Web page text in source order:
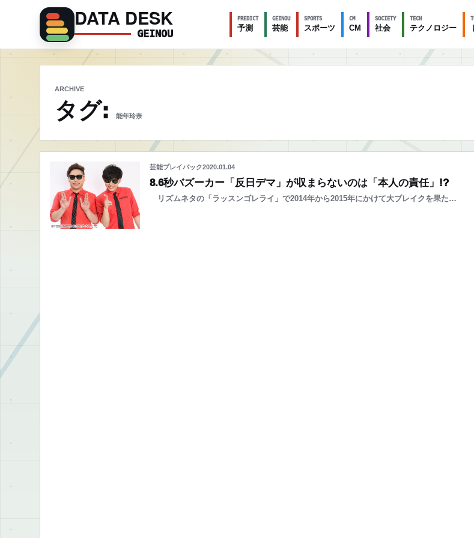
DATA DESK
GEINOU
PREDICT
予測
GEINOU
芸能
SPORTS
スポーツ
CM
CM
SOCIETY
社会
TECH
テクノロジー
ARCHIVE
タグ: 能年玲奈
芸能プレイバック2020.01.04
8.6秒バズーカー「反日デマ」が収まらないのは「本人の責任」!?
リズムネタの「ラッスンゴレライ」で2014年から2015年にかけて大ブレイクを果た…